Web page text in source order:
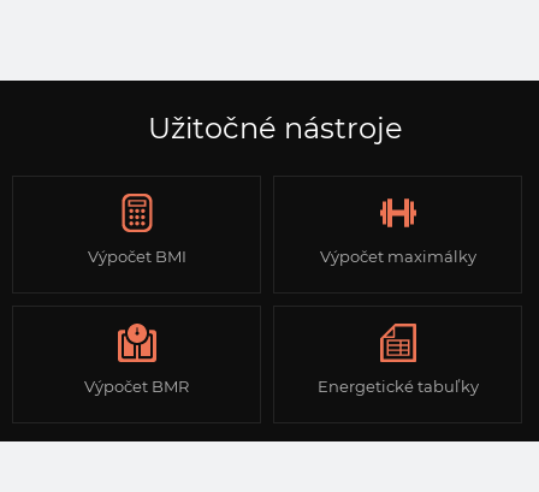
Užitočné nástroje
Výpočet BMI Výpočet maximálky
Výpočet BMR Energetické tabuľky